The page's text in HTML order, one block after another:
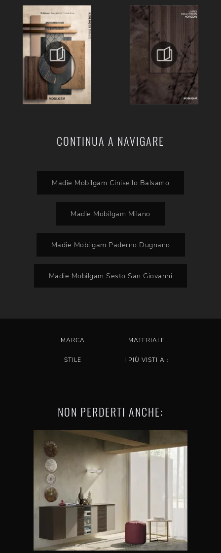
CONTINUA A NAVIGARE
Madie Mobilgam Cinisello Balsamo
Madie Mobilgam Milano
Madie Mobilgam Paderno Dugnano
Madie Mobilgam Sesto San Giovanni
MARCA MATERIALE
STILE I PIÙ VISTI A :
NON PERDERTI ANCHE: